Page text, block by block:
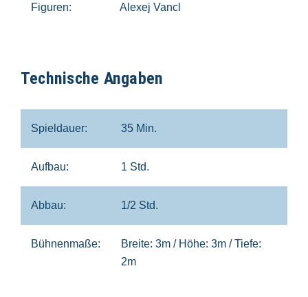
Figuren: Alexej Vancl
Technische Angaben
Spieldauer: 35 Min.
Aufbau: 1 Std.
Abbau: 1/2 Std.
Bühnenmaße:
Breite: 3m / Höhe: 3m / Tiefe:
2m